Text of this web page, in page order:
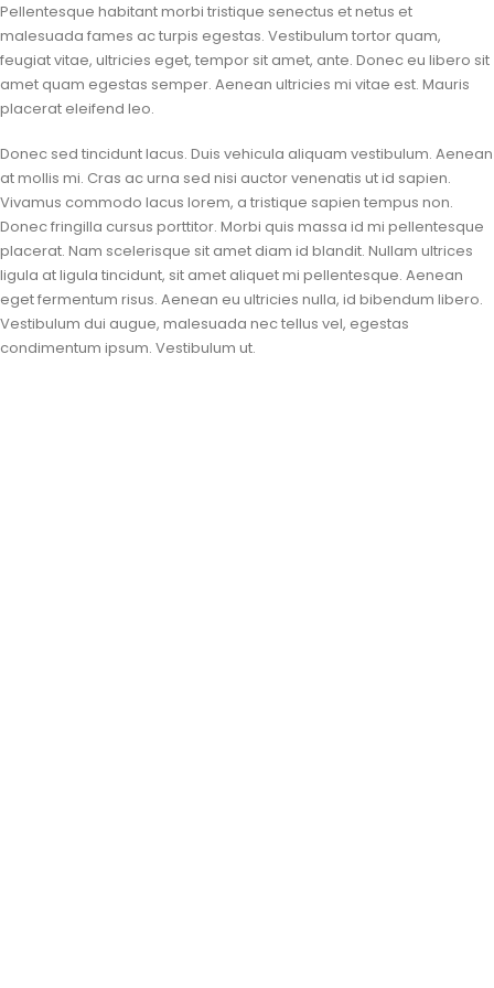
Pellentesque habitant morbi tristique senectus et netus et
malesuada fames ac turpis egestas. Vestibulum tortor quam,
feugiat vitae, ultricies eget, tempor sit amet, ante. Donec eu libero sit
amet quam egestas semper. Aenean ultricies mi vitae est. Mauris
placerat eleifend leo.
Donec sed tincidunt lacus. Duis vehicula aliquam vestibulum. Aenean
at mollis mi. Cras ac urna sed nisi auctor venenatis ut id sapien.
Vivamus commodo lacus lorem, a tristique sapien tempus non.
Donec fringilla cursus porttitor. Morbi quis massa id mi pellentesque
placerat. Nam scelerisque sit amet diam id blandit. Nullam ultrices
ligula at ligula tincidunt, sit amet aliquet mi pellentesque. Aenean
eget fermentum risus. Aenean eu ultricies nulla, id bibendum libero.
Vestibulum dui augue, malesuada nec tellus vel, egestas
condimentum ipsum. Vestibulum ut.